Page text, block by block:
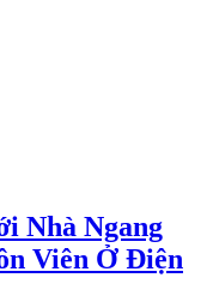
Nhà Ngang
Viên Ở Điện